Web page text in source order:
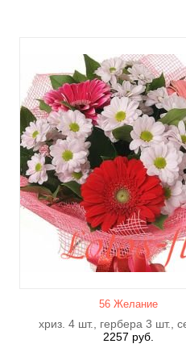
56 Желание
хриз. 4 шт., гербера 3 шт.,
2257 руб.